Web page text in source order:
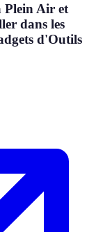
Plein Air et
dans les
d'Outils